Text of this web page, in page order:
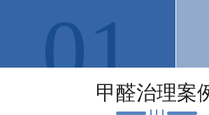
01甲醛治理案
长江集团
路88号匠心城·三阳中心22-29F